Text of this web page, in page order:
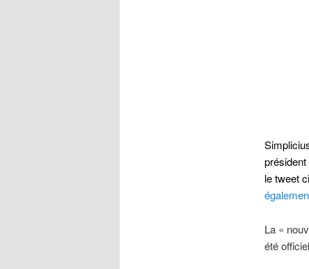
le tweet
La «
été